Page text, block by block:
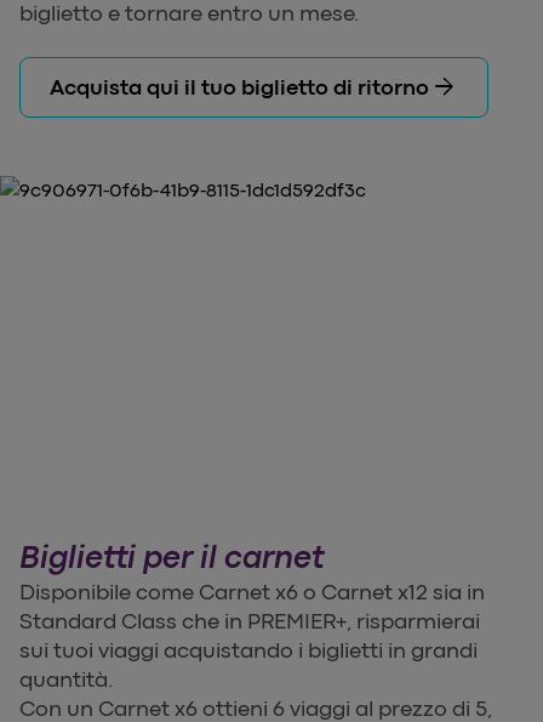
biglietto e tornare entro un mese.
Acquista qui il tuo biglietto di ritorno arrow_forward
Biglietti per il carnet
Disponibile come Carnet x6 o Carnet x12 sia in
Standard Class che in PREMIER+, risparmierai
sui tuoi viaggi acquistando i biglietti in grandi
quantità.
Con un Carnet x6 ottieni 6 viaggi al prezzo di 5,